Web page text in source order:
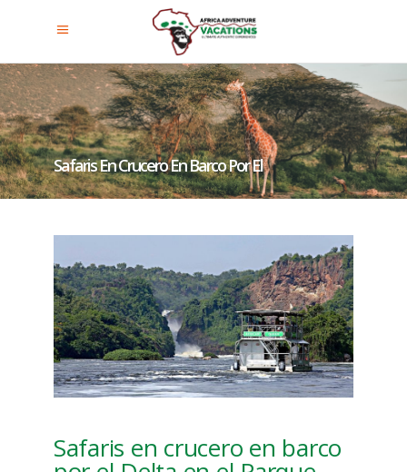
Safaris En Crucero En Barco Por El
Las Cataratas Murchison
Safaris en crucero en barco